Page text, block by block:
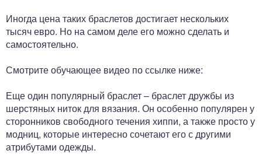
Иногда цена таких браслетов достигает нескольких
тысяч евро. Но на самом деле его можно сделать и
самостоятельно.
Смотрите обучающее видео по ссылке ниже:
Еще один популярный браслет – браслет дружбы из
шерстяных ниток для вязания. Он особенно популярен у
сторонников свободного течения хиппи, а также просто у
модниц, которые интересно сочетают его с другими
атрибутами одежды.